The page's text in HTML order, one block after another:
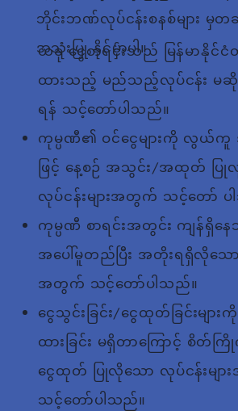
ဘိုင်းဘဏ်လုပ်ငန်းစနစ်များ မှ
အသုံးပြု နိုင်မှာပါ။
ယခု ငွေစာရင်းသည် မြန်မာနိုင်
ထားသည့် မည်သည့်လုပ်ငန်း မဆို
ရန် သင့်တော်ပါသည်။
ကုမ္ပဏီ၏ ဝင်ငွေများကို လွယ်ကူ
ဖြင့် နေ့စဉ် အသွင်း/အထုတ် ပ
လုပ်ငန်းများအတွက် သင့်တော် ပ
ကုမ္ပဏီ စာရင်းအတွင်း ကျန်ရှိန
အပေါ်မူတည်ပြီး အတိုးရရှိလိုသော
အတွက် သင့်တော်ပါသည်။
ငွေသွင်းခြင်း/ငွေထုတ်ခြင်းမျ
ထားခြင်း မရှိတာကြောင့် စိတ်က
ငွေထုတ် ပြုလိုသော လုပ်ငန်းမျ
သင့်တော်ပါသည်။